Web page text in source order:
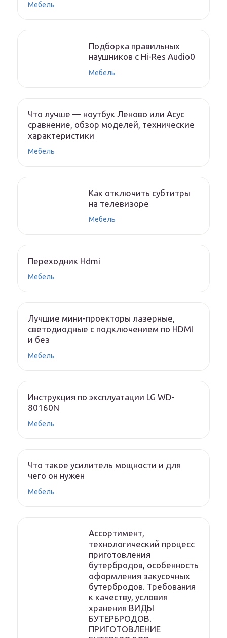
Мебель
Подборка правильных
наушников с Hi-Res Audio0
Мебель
Что лучше — ноутбук Леново или Асус
сравнение, обзор моделей, технические
характеристики
Мебель
Как отключить субтитры
на телевизоре
Мебель
Переходник Hdmi
Мебель
Лучшие мини-проекторы лазерные,
светодиодные с подключением по HDMI
и без
Мебель
Инструкция по эксплуатации LG WD-
80160N
Мебель
Что такое усилитель мощности и для
чего он нужен
Мебель
Ассортимент,
технологический процесс
приготовления
бутербродов, особенность
оформления закусочных
бутербродов. Требования
к качеству, условия
хранения ВИДЫ
БУТЕРБРОДОВ.
ПРИГОТОВЛЕНИЕ